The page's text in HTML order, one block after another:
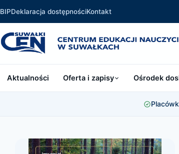
BIPDeklaracja dostępnościKontakt
Aktualności Oferta i zapisy Ośrodek